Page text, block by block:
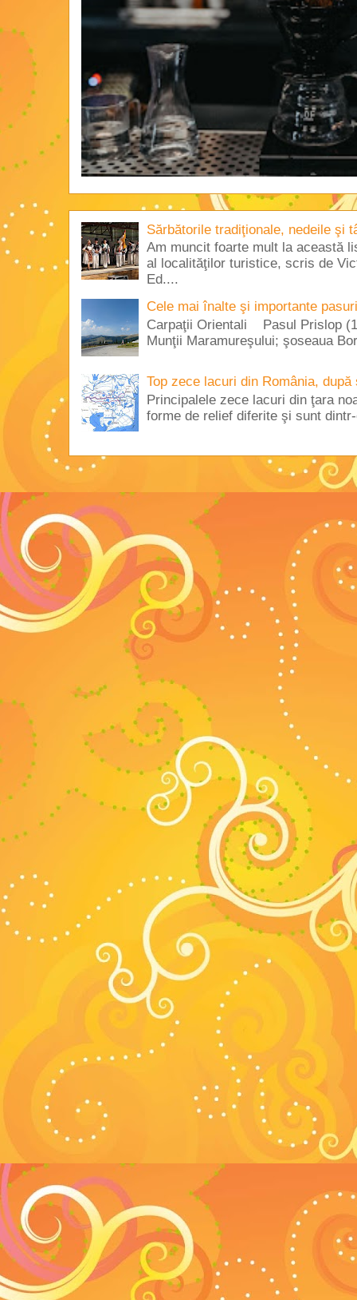
Sărbătorile tradiţionale, nedeile şi
Am muncit foarte mult la această
al localităţilor turistice, scris de
Ed....
Cele mai înalte şi importante
Carpaţii Orientali Pasul Prislop
Munţii Maramureşului; şoseaua
Top zece lacuri din România, după
Principalele zece lacuri din ţara
forme de relief diferite şi sunt